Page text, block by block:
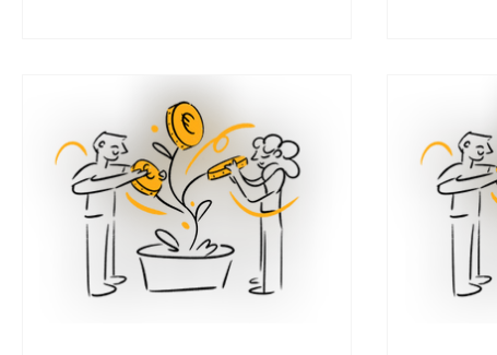
nouvelle structure. Pour sécuriser votr